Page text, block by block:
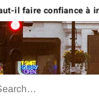
il faire confiance à